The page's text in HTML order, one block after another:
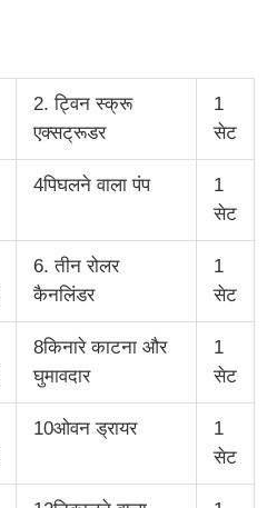
2. ट्विन स्क्रू
एक्सट्रूडर
1
सेट
4पिघलने वाला पंप
1
सेट
6. तीन रोलर
कैनलिंडर
1
सेट
8किनारे काटना और
घुमावदार
1
सेट
10ओवन ड्रायर
1
सेट